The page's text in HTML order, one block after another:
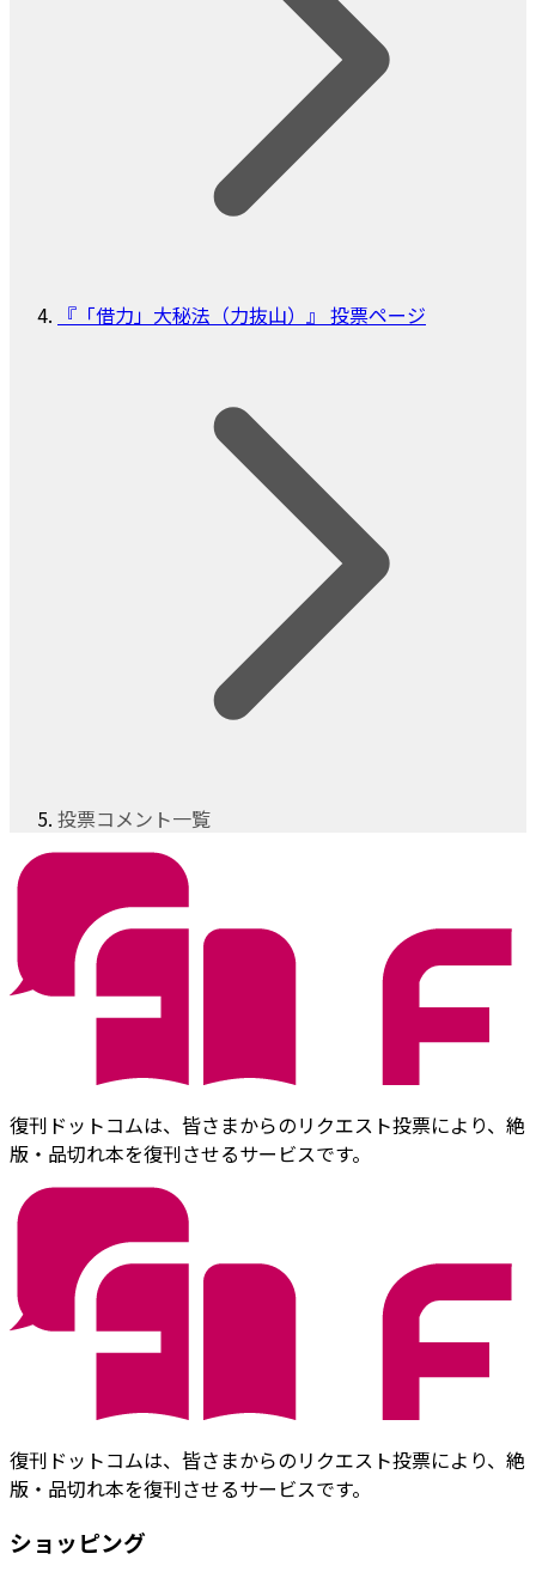
『「借力」大秘法（力抜山）』 投票ページ
投票コメント一覧
復刊ドットコムは、皆さまからのリクエスト投票により、絶
版・品切れ本を復刊させるサービスです。
復刊ドットコムは、皆さまからのリクエスト投票により、絶
版・品切れ本を復刊させるサービスです。
ショッピング